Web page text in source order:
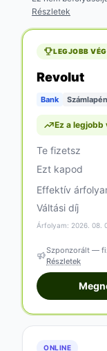
Részletek
LEGJOBB
Revolut
Bank
Ez a
Te fizetsz
Ezt kapod
Effektív
Váltási díj
Árfolyam: 2026. 08.
Szponzorált —
Részletek
ONLINE